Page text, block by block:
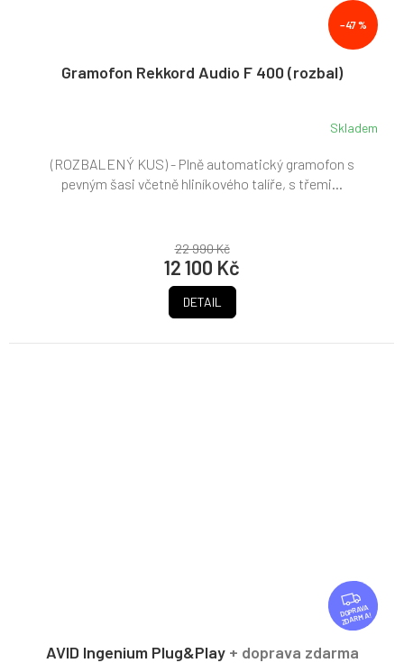
–47 %
Gramofon Rekkord Audio F 400 (rozbal)
Skladem
22 990 Kč
12 100 Kč
DETAIL
(ROZBALENÝ KUS) - Plně automatický gramofon s
pevným šasi včetně hliníkového talíře, s třemi...
Z
D
A
ZDARMA
AVID Ingenium Plug&Play + doprava zdarma